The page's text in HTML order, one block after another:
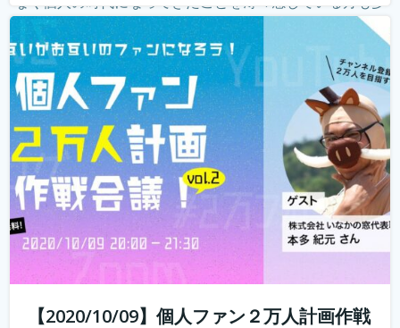
いのではないでしょうか？ 企業はどんどんAIに仕事を奪わ
れ、個人がいかに自...続きを読む
【2020/10/09】個人ファン２万人計画作戦